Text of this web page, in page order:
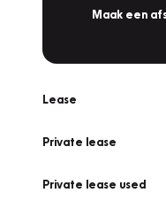
Maak een
Lease
Private lease
Private lease used